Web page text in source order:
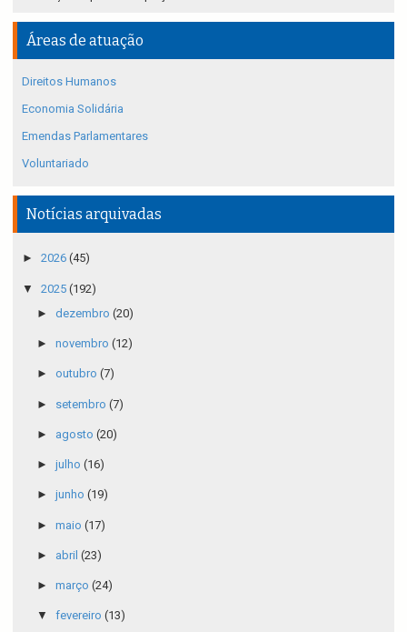
Áreas de atuação
Direitos Humanos
Economia Solidária
Emendas Parlamentares
Voluntariado
Notícias arquivadas
► 2026 (45)
▼ 2025 (192)
► dezembro (20)
► novembro (12)
► outubro (7)
► setembro (7)
► agosto (20)
► julho (16)
► junho (19)
► maio (17)
► abril (23)
► março (24)
▼ fevereiro (13)